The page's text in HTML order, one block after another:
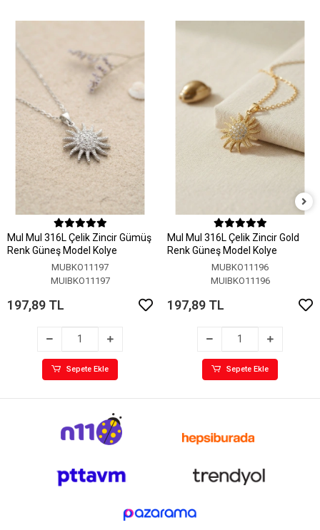
MuI MuI 316L Çelik Zincir Gümüş
Renk Güneş Model Kolye
MUBKO11197
MUIBKO11197
197,89 TL
Sepete Ekle
MuI MuI 316L Çelik Zincir Gold
Renk Güneş Model Kolye
MUBKO11196
MUIBKO11196
197,89 TL
Sepete Ekle